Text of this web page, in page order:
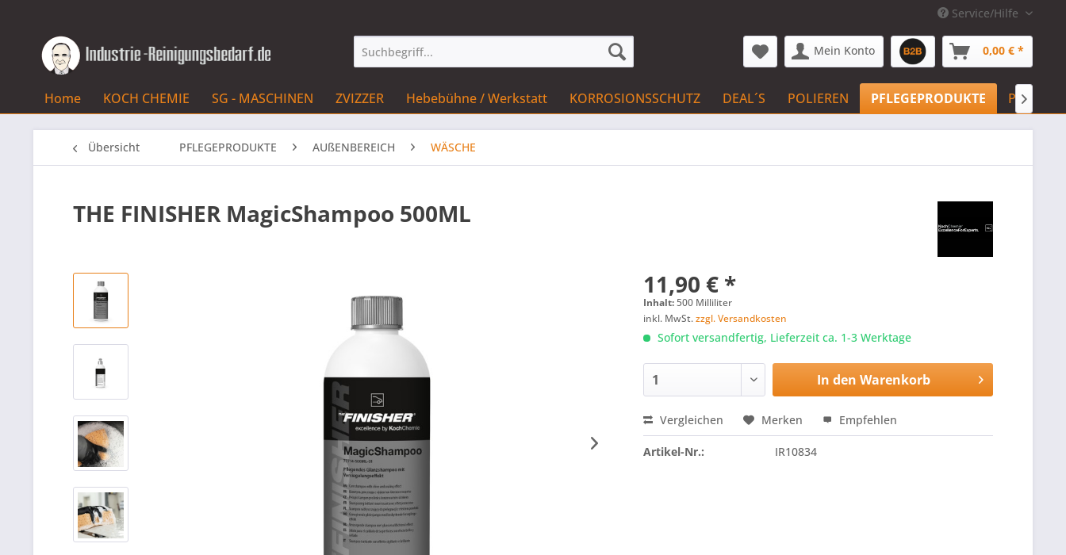
Service/Hilfe
Mein Konto 0,00 € *
Home KOCH CHEMIE SG - MASCHINEN ZVIZZER Hebebühne / Werkstatt KORROSIONSSCHUTZ DEAL´S POLIEREN PFLEGEPRODUKTE PFLEGE

Übersicht PFLEGEPRODUKTE AUßENBEREICH WÄSCHE
THE FINISHER MagicShampoo 500ML
11,90 € *
Inhalt:500 Milliliter
inkl. MwSt.zzgl. Versandkosten
Sofort versandfertig, Lieferzeit ca. 1-3 Werktage
In den Warenkorb
Vergleichen Merken Empfehlen
Artikel-Nr.: IR10834